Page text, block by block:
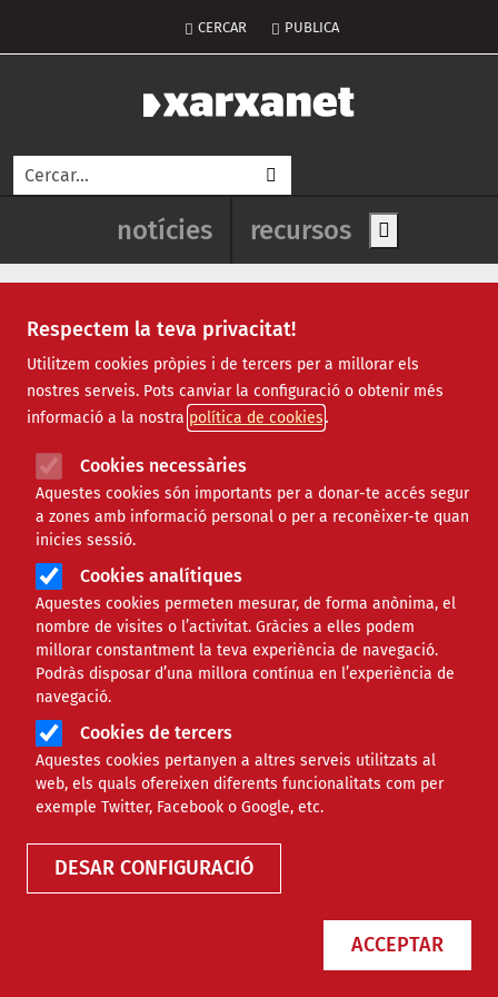
Respectem la teva privacitat!
Utilitzem cookies pròpies i de tercers per a millorar els
nostres serveis. Pots canviar la configuració o obtenir més
informació a la nostra política de cookies
Cookies necessàries
Aquestes cookies són importants per a donar-te accés segur
a zones amb informació personal o per a reconèixer-te quan
inicies sessió.
Cookies analítiques
Aquestes cookies permeten mesurar, de forma anònima, el
nombre de visites o l’activitat. Gràcies a elles podem
millorar constantment la teva experiència de navegació.
Podràs disposar d’una millora contínua en l’experiència de
navegació.
Cookies de tercers
Aquestes cookies pertanyen a altres serveis utilitzats al
web, els quals ofereixen diferents funcionalitats com per
exemple Twitter, Facebook o Google, etc.
DESAR CONFIGURACIÓ
ACCEPTAR
Menú del compte d'usuari
CERCAR PUBLICA
Cerca
Navegació principal de
notícies recursos Show main
Més que una onada de calor:
CLIMÀTICA
Júlia Lloveras: "Més que
preparar-nos per a l’emergència
climàtica, hauríem de fer
efectives les mesures per aturar-
Notícies destacades
Recursos destacats principals
Recursos destacats